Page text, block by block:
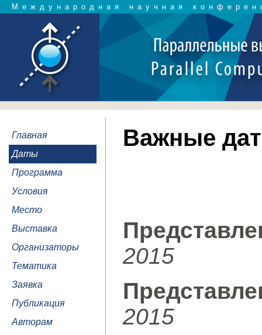
Международная научная
Главная
Даты
Программа
Условия
Место
Выставка
Организаторы
Тематика
Заявка
Публикация
Авторам
Важные
2015
2015